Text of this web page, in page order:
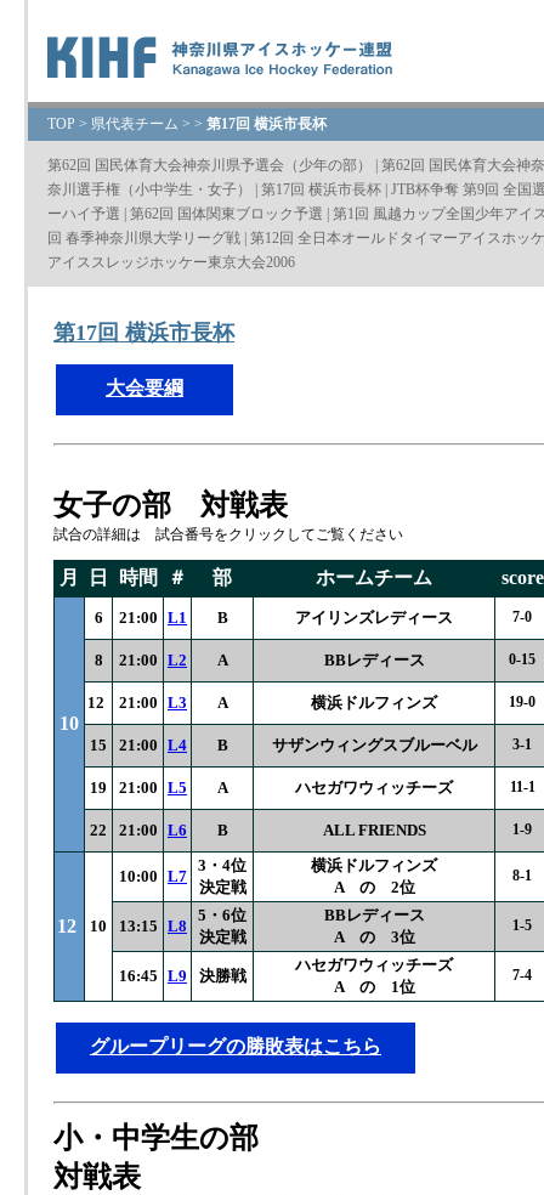
TOP > 県代表チーム > > 第17回 横浜市長杯
第62回 国民体育大会神奈川県予選会（少年の部） | 第62回 国民体育大会神
奈川選手権（小中学生・女子）
| 第17回 横浜市長杯 | JTB杯争奪 第9回 全国
ーハイ予選 | 第62回 国体関東ブロック予選 | 第1回 風越カップ全国少年アイ
回 春季神奈川県大学リーグ戦 | 第12回 全日本オールドタイマーアイスホッ
アイススレッジホッケー東京大会2006
第17回 横浜市長杯
大会要綱
女子の部 対戦表
試合の詳細は 試合番号をクリックしてご覧ください
月 日 時間 ＃ 部 ホームチーム score
10
6 21:00 L1 B アイリンズレディース 7-0
8 21:00 L2 A BBレディース 0-15
12 21:00 L3 A 横浜 ドルフィンズ 19-0
15 21:00 L4 B サザンウィングスブルーベル 3-1
19 21:00 L5 A ハセガワウィッチーズ 11-1
22 21:00 L6 B ALL FRIENDS 1-9
12 10
10:00 L7
3・4位
決定戦
横浜ドルフィンズ
A の 2位
8-1
13:15 L8
5・6位
決定戦
BBレディース
A の 3位
1-5
16:45 L9 決勝戦
ハセガワウィッチーズ
A の 1位
7-4
グループリーグの勝敗表はこちら
小・中学生の部
対戦表